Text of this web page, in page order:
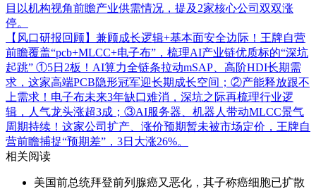
目以机构视角前瞻产业供需情况，提及2家核心公司双双涨
停。
【风口研报回顾】兼顾成长逻辑+基本面安全边际！王牌自营
前瞻覆盖“pcb+MLCC+电子布”，梳理AI产业链优质标的“深坑
起跳” ①5日2板！AI算力全链条拉动mSAP、高阶HDI长期需
求，这家高端PCB隐形冠军迎长期成长空间；②产能释放跟不
上需求！电子布未来3年缺口难消，深坑之际再梳理行业逻
辑，人气龙头涨超3成；③AI服务器、机器人带动MLCC景气
周期持续！这家公司扩产、涨价预期暂未被市场定价，王牌自
营前瞻捕捉“预期差”，3日大涨26%。
相关阅读
美国前总统拜登前列腺癌又恶化，其子称癌细胞已扩散